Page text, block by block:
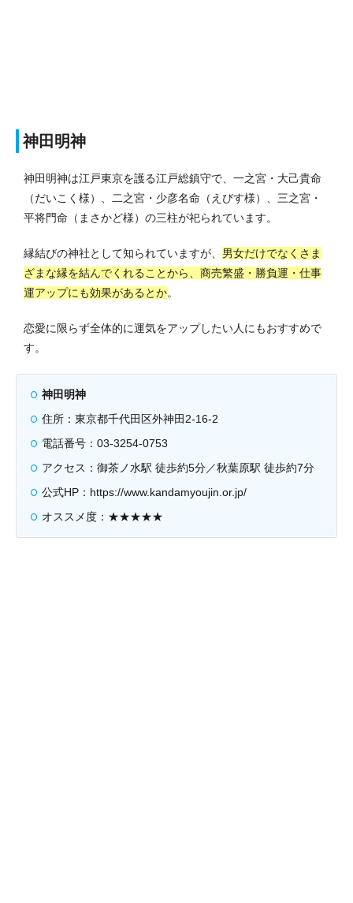
神田明神
神田明神は江戸東京を護る江戸総鎮守で、一之宮・大己貴命
（だいこく様）、二之宮・少彦名命（えびす様）、三之宮・
平将門命（まさかど様）の三柱が祀られています。
縁結びの神社として知られていますが、 男女だけでなくさま
ざまな縁を結んでくれることから、商売繁盛・勝負運・仕事
運アップにも効果があるとか。
恋愛に限らず全体的に運気をアップしたい人にもおすすめで
す。
神田明神
住所：東京都千代田区外神田2-16-2
電話番号：03-3254-0753
アクセス：御茶ノ水駅 徒歩約5分／秋葉原駅 徒歩約7分
公式HP：https://www.kandamyoujin.or.jp/
オススメ度：★★★★★